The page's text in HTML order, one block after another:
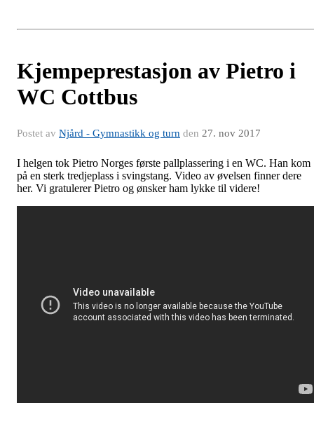
Kjempeprestasjon av Pietro i
WC Cottbus
Postet av Njård - Gymnastikk og turn den 27. nov 2017
I helgen tok Pietro Norges første pallplassering i en WC. Han kom
på en sterk tredjeplass i svingstang. Video av øvelsen finner dere
her. Vi gratulerer Pietro og ønsker ham lykke til videre!